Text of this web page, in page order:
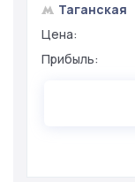
Таганская
Цена:
Прибыль: